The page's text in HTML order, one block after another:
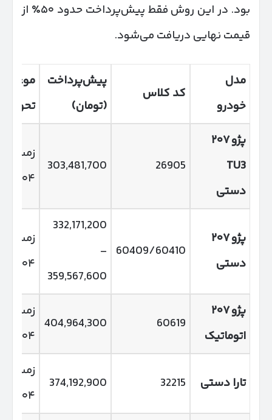
بود. در این روش فقط پیش‌پرداخت حدود ۵۰٪ از
قیمت نهایی دریافت می‌شود.
مدل
خودرو
کد کلاس
پیش‌پرداخت
(تومان)
موعد
تحویل
پژو۲۰۷
TU3
دستی
26905
303,481,700
زمستان
۱۴۰۴
پژو۲۰۷
دستی
60409/60410
332,171,200
–
359,567,600
زمستان
۱۴۰۴
پژو۲۰۷
اتوماتیک
60619
404,964,300
زمستان
۱۴۰۴
تارا دستی 32215
374,192,900
زمستان
۱۴۰۴